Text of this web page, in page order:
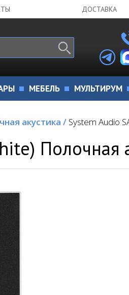
ДОСТАВКА
МЕБЕЛЬ МУЛЬТИРУМ
акустика / System Audio
Полочная